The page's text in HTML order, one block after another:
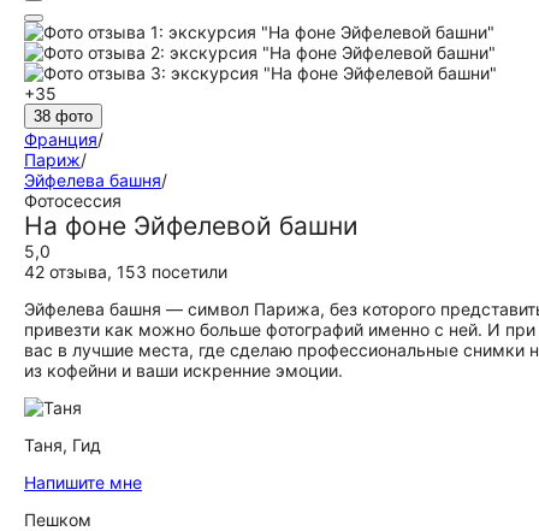
+35
38 фото
Франция/
Париж/
Эйфелева башня/
Фотосессия
На фоне Эйфелевой башни
5,0
42 отзыва, 153 посетили
Эйфелева башня — символ Парижа, без которого
привезти как можно больше фотографий именно с ней. И
вас в лучшие места, где сделаю профессиональные
из кофейни и ваши искренние эмоции.
Таня, Гид
Напишите мне
Пешком